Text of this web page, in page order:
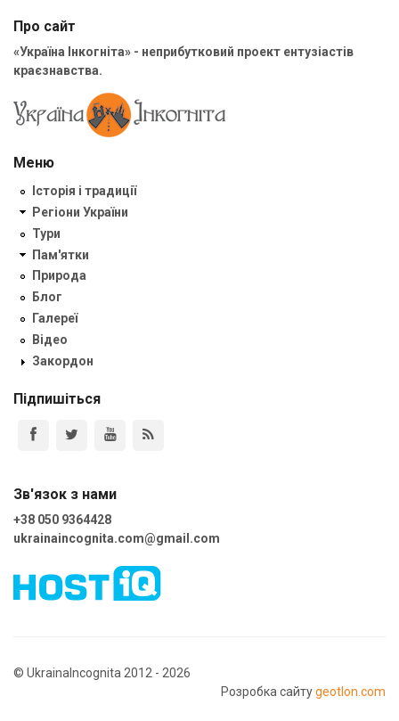
Про сайт
«Україна Інкогніта» - неприбутковий проект ентузіастів
краєзнавства.
Меню
Історія і традиції
Регіони України
Тури
Пам'ятки
Природа
Блог
Галереї
Відео
Закордон
Підпишіться
Зв'язок з нами
+38 050 9364428
ukrainaincognita.com@gmail.com
© UkrainaIncognita 2012 - 2026
Розробка сайтуgeotlon.com